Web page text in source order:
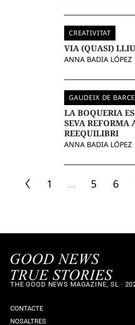
CREATIVITAT
VIA (QUASI)
ANNA BADIA LÓPEZ
GAUDEIX DE
LA BOQUERIA
SEVA REFORMA
REEQUILIBRI
ANNA BADIA LÓPEZ
1 … 5 6
THE GOOD NEWS MAGAZINE, SL ·
CONTACTE
NOSALTRES